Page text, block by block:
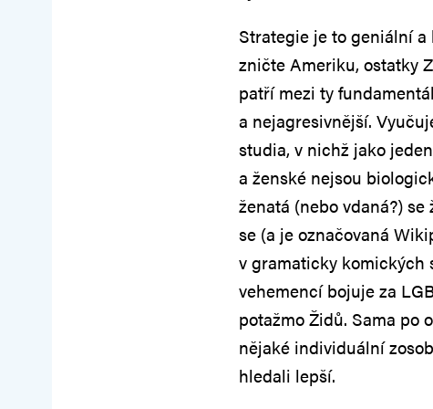
Strategie je to geniální
zničte Ameriku, ostatky
patří mezi ty
a nejagresivnější.
studia, v nichž jako
a ženské nejsou
ženatá (nebo vdaná?)
se (a je označovaná
v gramaticky komických
vehemencí bojuje za
potažmo Židů. Sama po
nějaké individuální
hledali lepší.